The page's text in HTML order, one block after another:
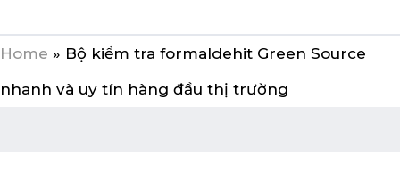
Home » Bộ kiểm tra formaldehit Green Source
nhanh và uy tín hàng đầu thị trường